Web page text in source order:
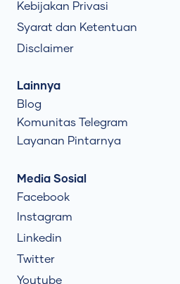
Kebijakan Privasi
Syarat dan Ketentuan
Disclaimer
Lainnya
Blog
Komunitas Telegram
Layanan Pintarnya
Media Sosial
Facebook
Instagram
Linkedin
Twitter
Youtube